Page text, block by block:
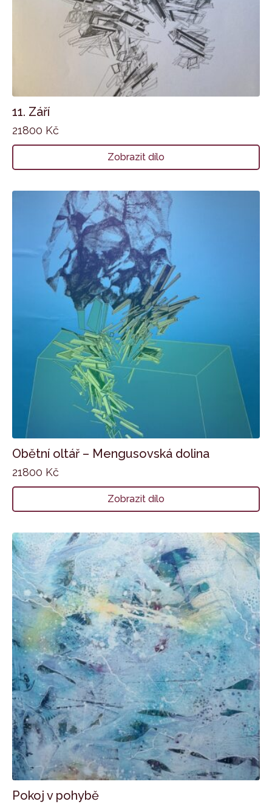
11. Září
21800 Kč
Zobrazit dílo
Obětní oltář – Mengusovská dolina
21800 Kč
Zobrazit dílo
Pokoj v pohybě